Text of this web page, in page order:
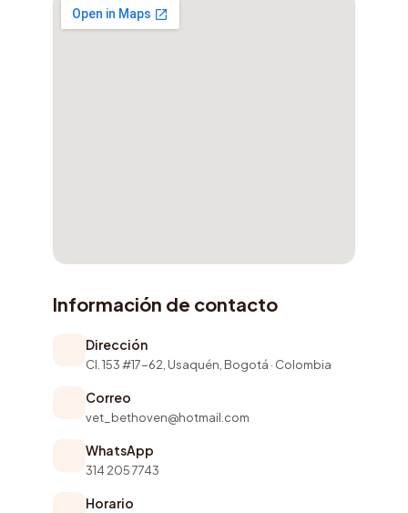
Información de contacto
Dirección
Cl. 153 #17-62, Usaquén, Bogotá · Colombia
Correo
vet_bethoven@hotmail.com
WhatsApp
314 205 7743
Horario